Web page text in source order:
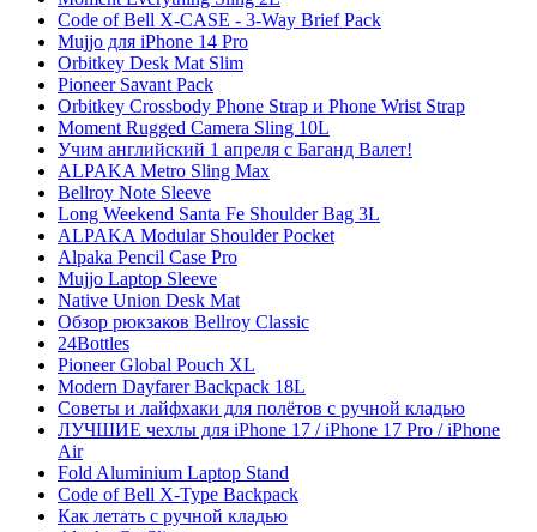
Code of Bell X-CASE - 3-Way Brief Pack
Mujjo для iPhone 14 Pro
Orbitkey Desk Mat Slim
Pioneer Savant Pack
Orbitkey Crossbody Phone Strap и Phone Wrist Strap
Moment Rugged Camera Sling 10L
Учим английский 1 апреля с Баганд Валет!
ALPAKA Metro Sling Max
Bellroy Note Sleeve
Long Weekend Santa Fe Shoulder Bag 3L
ALPAKA Modular Shoulder Pocket
Alpaka Pencil Case Pro
Mujjo Laptop Sleeve
Native Union Desk Mat
Обзор рюкзаков Bellroy Classic
24Bottles
Pioneer Global Pouch XL
Modern Dayfarer Backpack 18L
Советы и лайфхаки для полётов с ручной кладью
ЛУЧШИЕ чехлы для iPhone 17 / iPhone 17 Pro / iPhone
Air
Fold Aluminium Laptop Stand
Code of Bell X-Type Backpack
Как летать с ручной кладью